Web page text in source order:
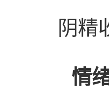
阴精
情